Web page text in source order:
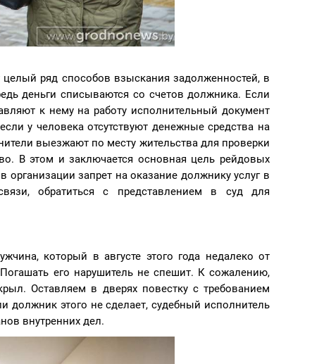
целый ряд способов взыскания задолженностей, в
деньги списываются со счетов должника. Если
к нему на работу исполнительный документ
у человека отсутствуют денежные средства на
выезжают по месту жительства для проверки
В этом и заключается основная цель рейдовых
запрет на оказание должнику услуг в
обратиться с представлением в суд для
который в августе этого года недалеко от
его нарушитель не спешит. К сожалению,
Оставляем в дверях повестку с требованием
должник этого не сделает, судебный исполнитель
внутренних дел.